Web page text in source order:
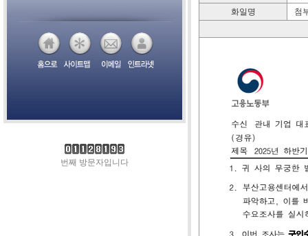
번째 방문자입니다
화일명
첨